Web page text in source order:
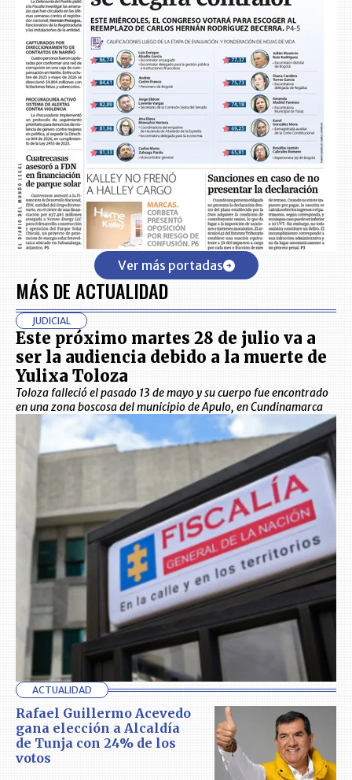
Ver más portadas
MÁS DE ACTUALIDAD
JUDICIAL
Este próximo martes 28 de julio va a
ser la audiencia debido a la muerte de
Yulixa Toloza
Toloza falleció el pasado 13 de mayo y su cuerpo fue encontrado
en una zona boscosa del municipio de Apulo, en Cundinamarca
ACTUALIDAD
Rafael Guillermo Acevedo
gana elección a Alcaldía
de Tunja con 24% de los
votos